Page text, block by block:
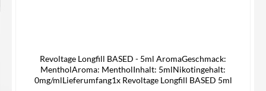
Revoltage Longfill BASED - 5ml AromaGeschmack:
MentholAroma: MentholInhalt: 5mlNikotingehalt:
0mg/mlLieferumfang1x Revoltage Longfill BASED 5ml